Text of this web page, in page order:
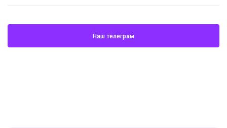
Наш телеграм